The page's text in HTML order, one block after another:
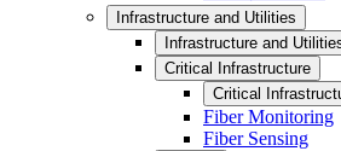
Infrastructure and Utilities
Infrastructure and
Critical Infrastructure
Critical
Fiber Monitoring
Fiber Sensing